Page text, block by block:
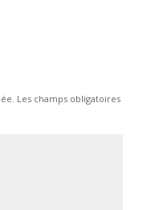
Les champs obligatoires